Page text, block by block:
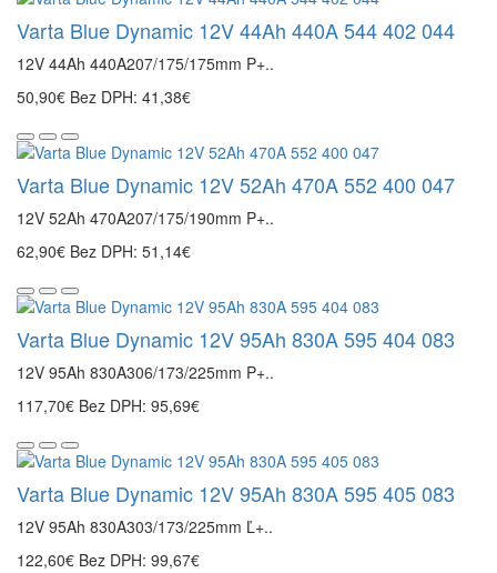
Varta Blue Dynamic 12V 44Ah 440A 544 402 044
12V 44Ah 440A207/175/175mm P+..
50,90€ Bez DPH: 41,38€
Varta Blue Dynamic 12V 52Ah 470A 552 400 047
12V 52Ah 470A207/175/190mm P+..
62,90€ Bez DPH: 51,14€
Varta Blue Dynamic 12V 95Ah 830A 595 404 083
12V 95Ah 830A306/173/225mm P+..
117,70€ Bez DPH: 95,69€
Varta Blue Dynamic 12V 95Ah 830A 595 405 083
12V 95Ah 830A303/173/225mm Ľ+..
122,60€ Bez DPH: 99,67€